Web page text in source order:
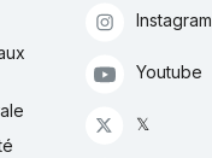
Instagram
Youtube
𝕏